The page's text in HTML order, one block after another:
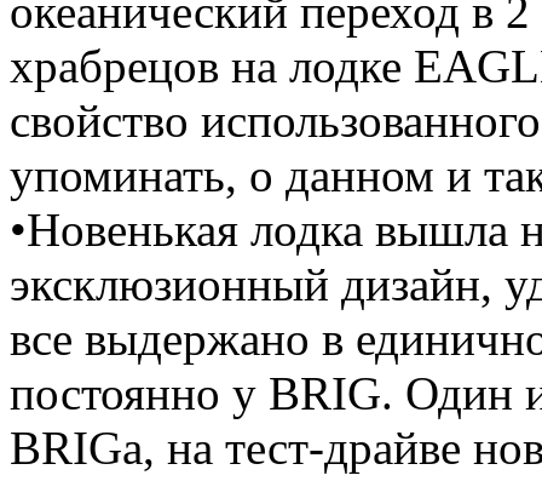
океанический переход в
храбрецов на лодке
свойство
упоминать, о данном и
•Новенькая лодка
эксклюзионный дизайн,
все выдержано в
постоянно у BRIG. Один
BRIGа, на тест-драйве